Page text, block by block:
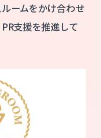
ームをかけ合わせ
支援を推進して